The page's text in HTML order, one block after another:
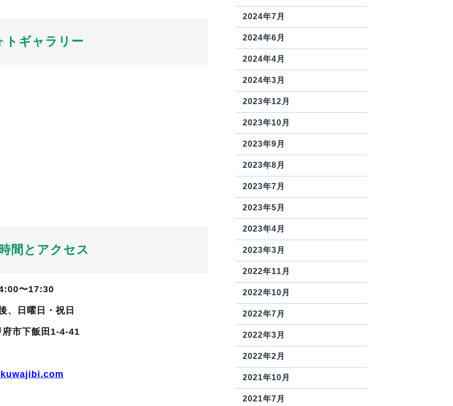
トギャラリー
間とアクセス
〜17:30
日曜日・祝日
市下飯田1-4-41
2024年7月
2024年6月
2024年4月
2024年3月
2023年12月
2023年10月
2023年9月
2023年8月
2023年7月
2023年5月
2023年4月
2023年3月
2022年11月
2022年10月
2022年7月
2022年3月
2022年2月
2021年10月
2021年7月